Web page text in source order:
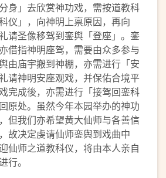
身」去欣赏神功戏，需按道教科
仪」，向神明上禀原因，再向
请圣像移驾到銮舆「登座」。銮
借指神明座驾，需要由众多参与
由庙宇搬到神棚，亦需进行「安
请神明安座观戏，并保佑合境平
完成後，亦需进行「接驾回銮科
原处。虽然今年本园举办的神功
但我们亦希望黄大仙师与各善信
故决定虔请仙师銮舆到戏曲中
仙师之道教科仪，将由本人亲自
行。